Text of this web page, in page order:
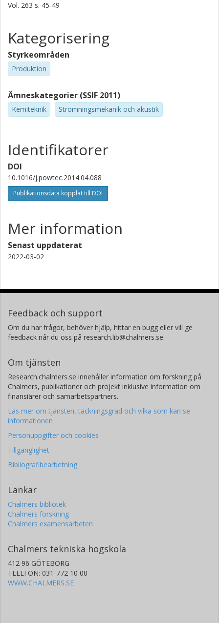
Vol. 263 s. 45-49
Kategorisering
Styrkeområden
Produktion
Ämneskategorier (SSIF 2011)
Kemiteknik Strömningsmekanik och akustik
Identifikatorer
DOI
10.1016/j.powtec.2014.04.088
Publikationsdata kopplat till DOI
Mer information
Senast uppdaterat
2022-03-02
Feedback och support
Om du har frågor, behöver hjälp, hittar en bugg eller vill ge
feedback når du oss på research.lib@chalmers.se.
Om tjänsten
Research.chalmers.se innehåller information om forskning på
Chalmers, publikationer och projekt inklusive information om
finansiärer och samarbetspartners.
Läs mer om tjänsten, täckningsgrad och vilka som kan se
informationen
Personuppgifter och cookies
Tillgänglighet
Bibliografibearbetning
Länkar
Chalmers bibliotek
Chalmers forskning
Chalmers examensarbeten
Chalmers tekniska högskola
412 96 GÖTEBORG
TELEFON: 031-772 10 00
WWW.CHALMERS.SE